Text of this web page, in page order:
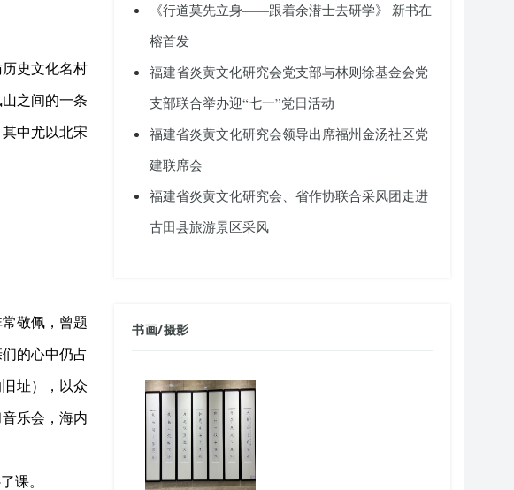
史文化名村
之间的一条
中尤以北宋
敬佩，曾题
的心中仍占
址），以众
乐会，海内
课。
《行道莫先立身——跟着余潜士去研学》 新书在
榕首发
福建省炎黄文化研究会党支部与林则徐基金会党
支部联合举办迎“七一”党日活动
福建省炎黄文化研究会领导出席福州金汤社区党
建联席会
福建省炎黄文化研究会、省作协联合采风团走进
古田县旅游景区采风
书画/摄影